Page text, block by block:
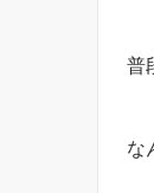
普
な